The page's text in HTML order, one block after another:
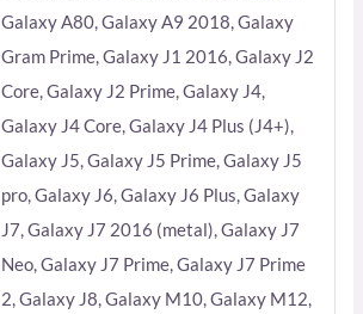
Galaxy A80, Galaxy A9 2018, Galaxy
Gram Prime, Galaxy J1 2016, Galaxy J2
Core, Galaxy J2 Prime, Galaxy J4,
Galaxy J4 Core, Galaxy J4 Plus (J4+),
Galaxy J5, Galaxy J5 Prime, Galaxy J5
pro, Galaxy J6, Galaxy J6 Plus, Galaxy
J7, Galaxy J7 2016 (metal), Galaxy J7
Neo, Galaxy J7 Prime, Galaxy J7 Prime
2, Galaxy J8, Galaxy M10, Galaxy M12,